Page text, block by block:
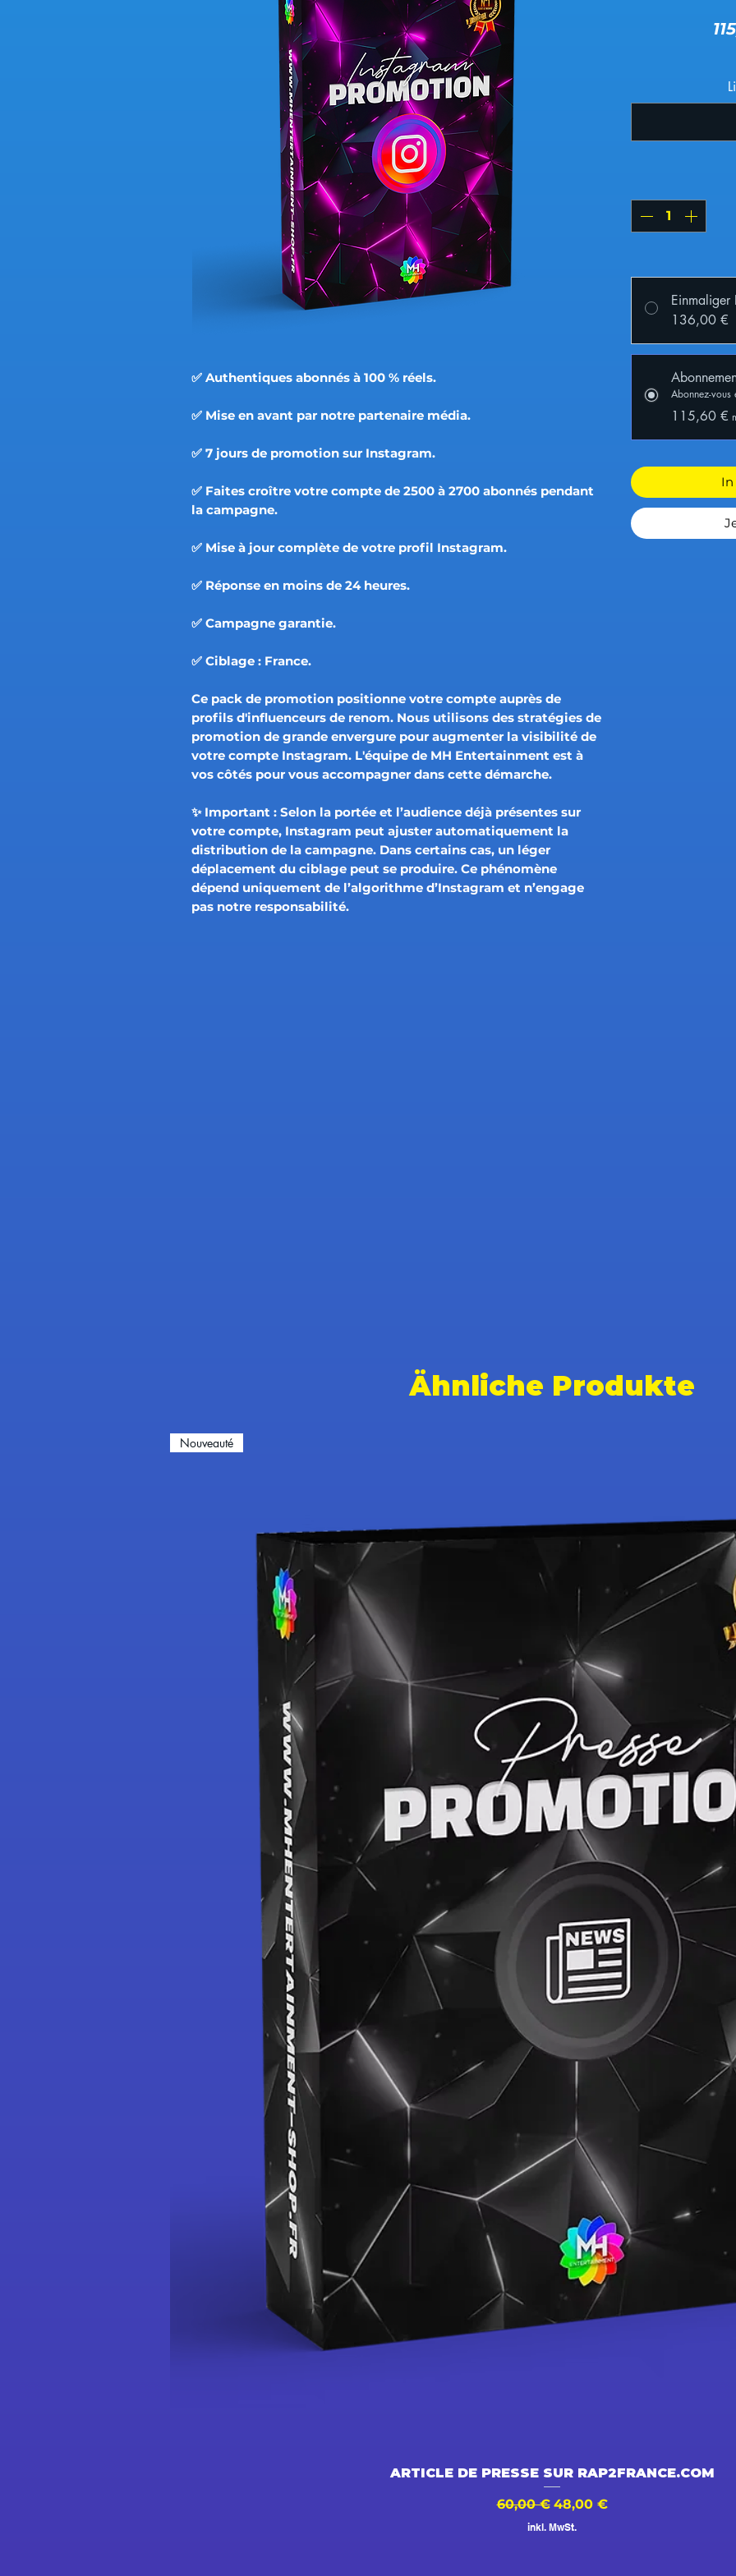
✅ Authentiques abonnés à 100 % réels.
✅ Mise en avant par notre partenaire média.
✅ 7 jours de promotion sur Instagram.
✅ Faites croître votre compte de 2500 à 2700 abonnés pendant
la campagne.
✅ Mise à jour complète de votre profil Instagram.
✅ Réponse en moins de 24 heures.
✅ Campagne garantie.
✅ Ciblage : France.
Ce pack de promotion positionne votre compte auprès de
profils d'influenceurs de renom. Nous utilisons des stratégies de
promotion de grande envergure pour augmenter la visibilité de
votre compte Instagram. L'équipe de MH Entertainment est à
vos côtés pour vous accompagner dans cette démarche.
✨ Important : Selon la portée et l’audience déjà présentes sur
votre compte, Instagram peut ajuster automatiquement la
distribution de la campagne. Dans certains cas, un léger
déplacement du ciblage peut se produire. Ce phénomène
dépend uniquement de l’algorithme d’Instagram et n’engage
pas notre responsabilité.
Einmaliger
136,00 €
Abonnez-vous
115,60 €
Ähnliche Produkte
Schnellansicht
Nouveauté
ARTICLE DE PRESSE SUR RAP2FRANCE.COM
Standardpreis
60,00 € Sale-Preis
48,00 €
inkl. MwSt.